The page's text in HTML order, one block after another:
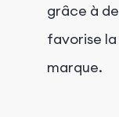
grâce à
favorise
marque.